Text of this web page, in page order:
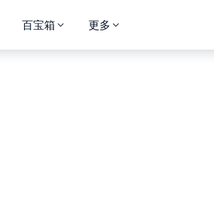
百宝箱 更多